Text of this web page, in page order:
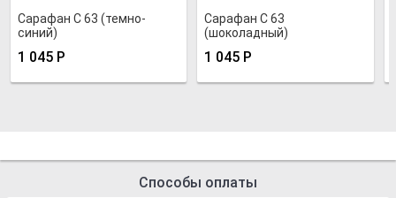
Сарафан С 63 (темно-
синий)
1 045 Р
Сарафан С 63
(шоколадный)
1 045 Р
Способы оплаты